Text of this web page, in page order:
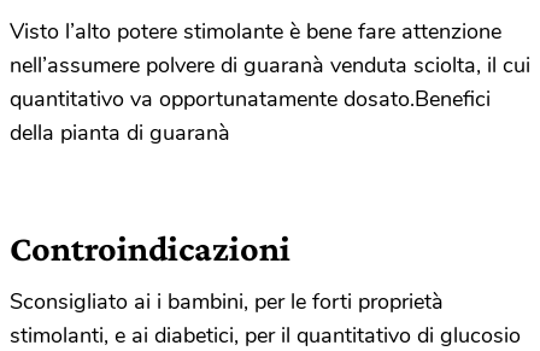
Visto l’alto potere stimolante è bene fare attenzione
nell’assumere polvere di guaranà venduta sciolta, il cui
quantitativo va opportunatamente dosato.Benefici
della pianta di guaranà
Controindicazioni
Sconsigliato ai i bambini, per le forti proprietà
stimolanti, e ai diabetici, per il quantitativo di glucosio